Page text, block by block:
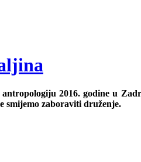
2016. godine u
smijemo zaboraviti druženje.